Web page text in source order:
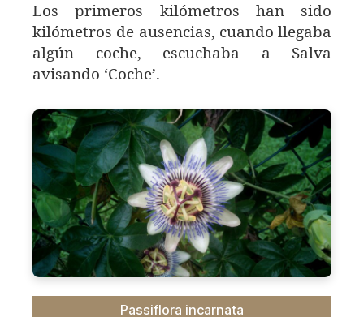
Los primeros kilómetros han sido
kilómetros de ausencias, cuando llegaba
algún coche, escuchaba a Salva
avisando ‘Coche’.
Passiflora incarnata